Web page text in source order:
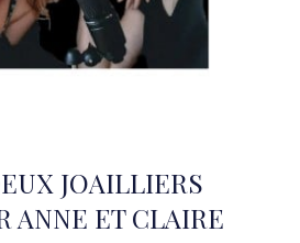
JOAILLIERS
ANNE ET CLAIRE